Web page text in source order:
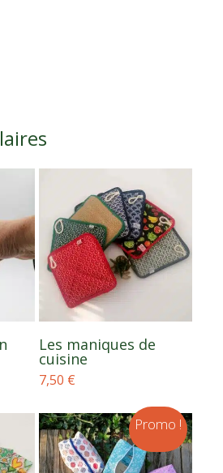
CHOIX DES
OPTIONS
Ce
produit
a
plusieurs
variations.
Les
options
peuvent
être
Les maniques de
cuisine
7,50 €
Promo !